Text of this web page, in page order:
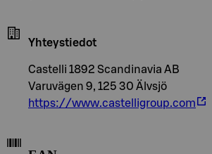
Yhteystiedot
Castelli 1892 Scandinavia AB
Varuvägen 9, 125 30 Älvsjö
https://www.castelligroup.com